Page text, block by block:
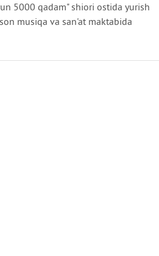
5000 qadam" shiori ostida yurish
musiqa va san'at maktabida